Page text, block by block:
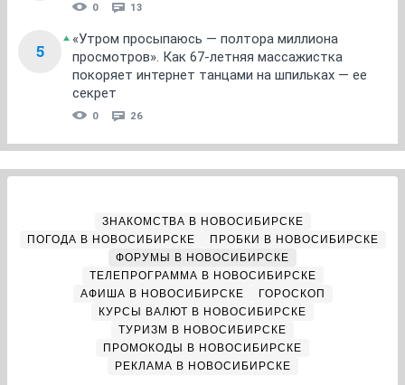
0 13
5
«Утром просыпаюсь — полтора миллиона
просмотров». Как 67-летняя массажистка
покоряет интернет танцами на шпильках — ее
секрет
0 26
ЗНАКОМСТВА В НОВОСИБИРСКЕ
ПОГОДА В НОВОСИБИРСКЕ
ПРОБКИ В НОВОСИБИРСКЕ
ФОРУМЫ В НОВОСИБИРСКЕ
ТЕЛЕПРОГРАММА В НОВОСИБИРСКЕ
АФИША В НОВОСИБИРСКЕ
ГОРОСКОП
КУРСЫ ВАЛЮТ В НОВОСИБИРСКЕ
ТУРИЗМ В НОВОСИБИРСКЕ
ПРОМОКОДЫ В НОВОСИБИРСКЕ
РЕКЛАМА В НОВОСИБИРСКЕ